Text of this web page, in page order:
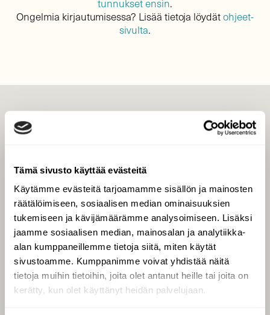
Tämä sivusto käyttää evästeitä
Käytämme evästeitä tarjoamamme sisällön ja mainosten
räätälöimiseen, sosiaalisen median ominaisuuksien
tukemiseen ja kävijämäärämme analysoimiseen. Lisäksi
jaamme sosiaalisen median, mainosalan ja analytiikka-
alan kumppaneillemme tietoja siitä, miten käytät
sivustoamme. Kumppanimme voivat yhdistää näitä
tietoja muihin tietoihin, joita olet antanut heille tai joita on
kerätty, kun olet käyttänyt heidän palvelujaan.
tunnukset ensin.
Ongelmia kirjautumisessa? Lisää tietoja löydätohjeet-
sivulta.
Tilaa digilukuoikeus
Äänestä parasta juttua
Tilaa uutiskirje
SUOMEN LUONNON­
SUOJELU­LIITTO
Suomen Luonto -lehden